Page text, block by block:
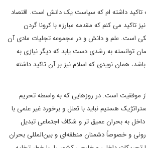
تاکید داشته ام که سیاست یک دانش است. اقتصاد
تاکید می کنم که مقدمه مبارزه با کرونا گردن
است. علم و دانش و در مجموعه تجلیات مادی آن
توانسته به رشدی دست یابد که دیگر نیازی به
همان نویدی که اسلام نیز بر آن تاکید داشته
است. در روزهایی که به واسطه تحریم
هستیم نباید با تعلل و برخورد غیر علمی با
داخل به بحران عمیق تر و شکاف اجتماعی تبدیل
و خصوصاً دشمنان منطقه‌ای و بین‌المللی بحران